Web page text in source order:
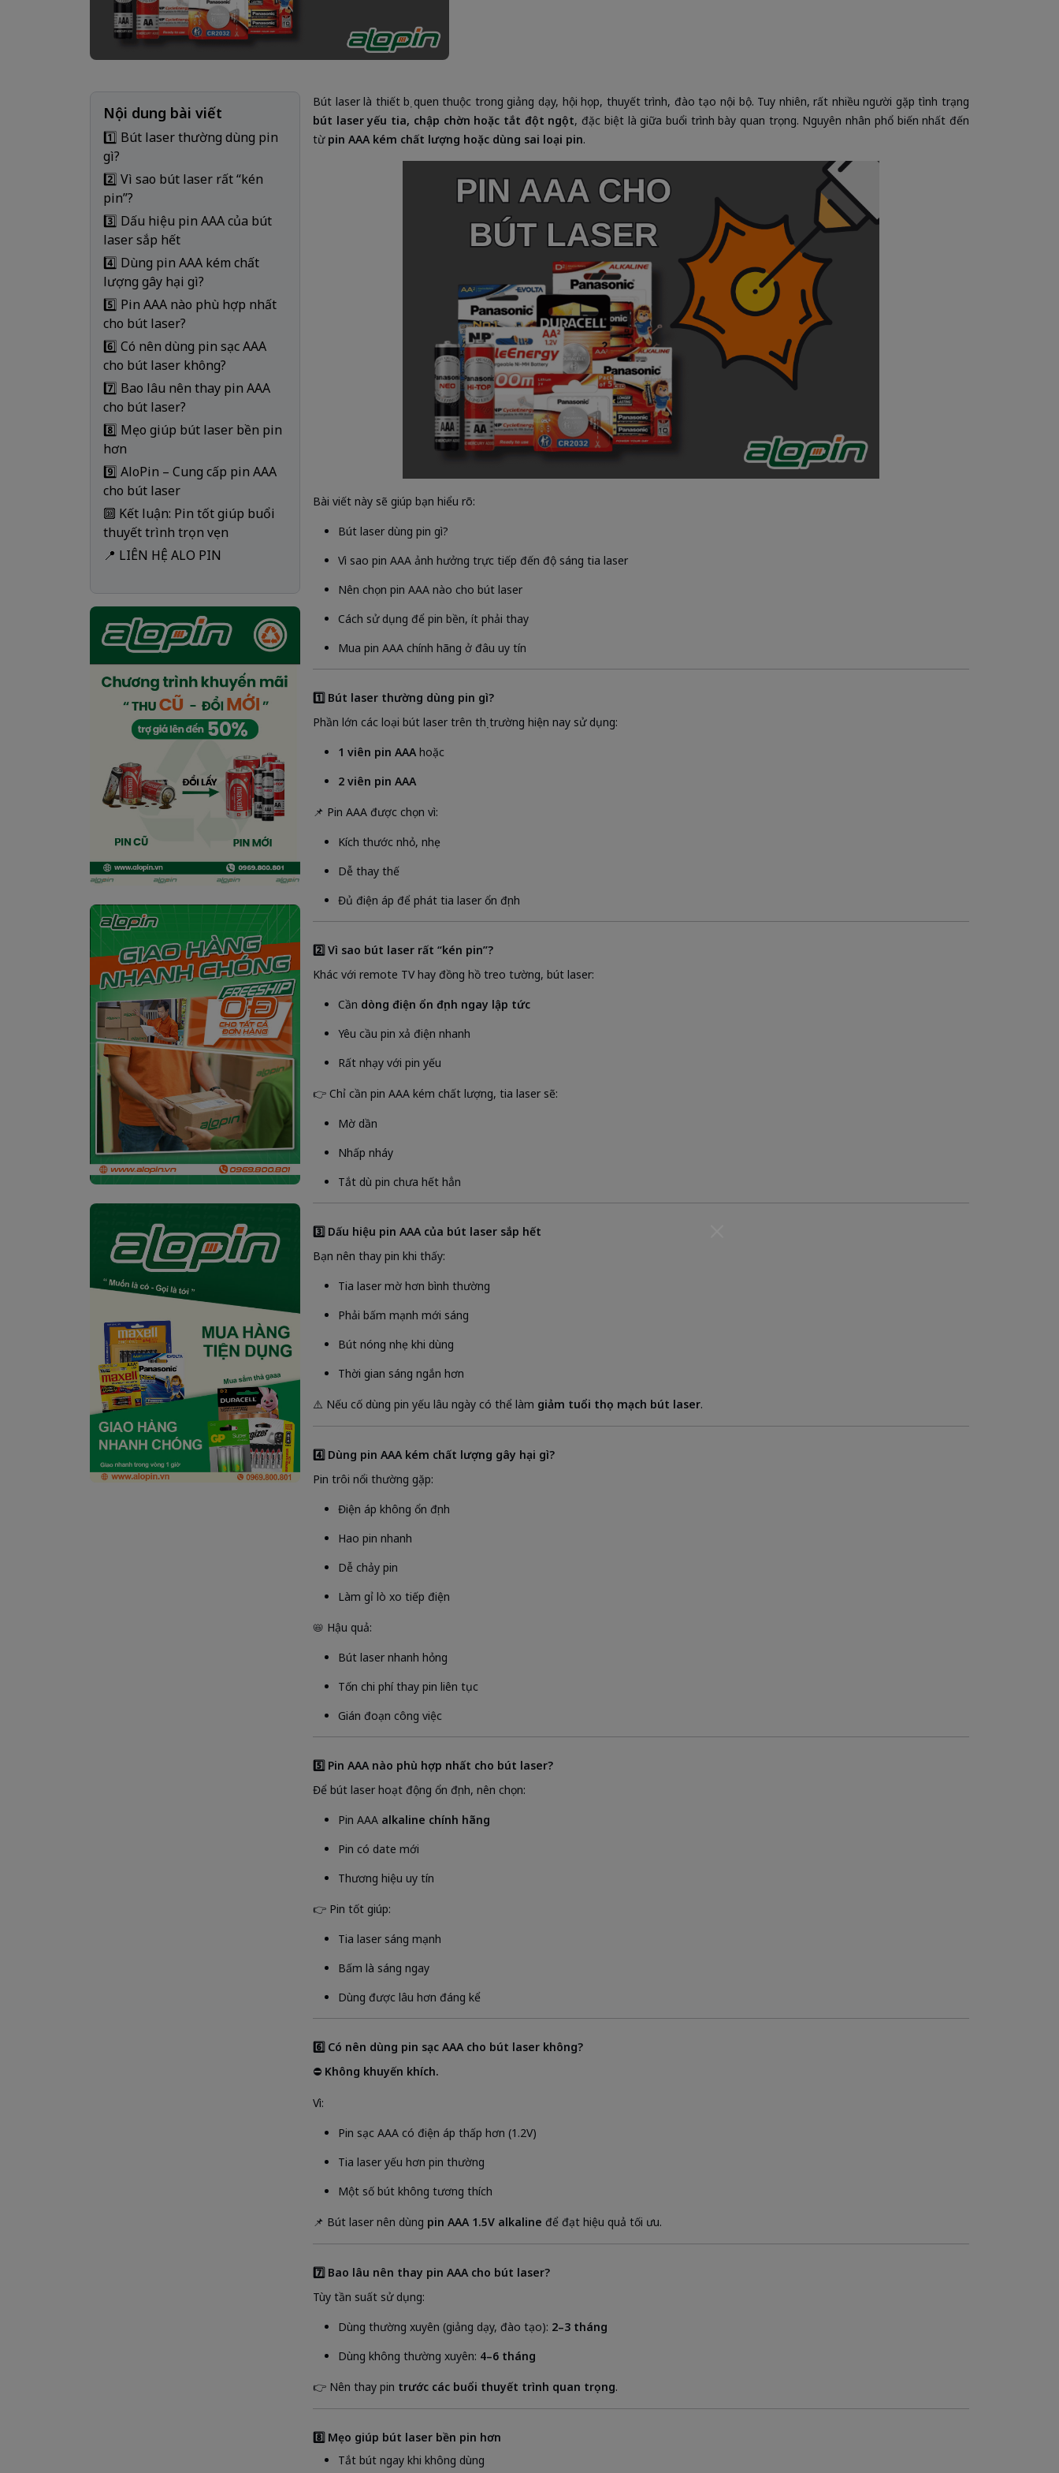
Nội dung bài viết
1️⃣ Bút laser thường dùng pin
gì?
2️⃣ Vì sao bút laser rất “kén
pin”?
3️⃣ Dấu hiệu pin AAA của bút
laser sắp hết
4️⃣ Dùng pin AAA kém chất
lượng gây hại gì?
5️⃣ Pin AAA nào phù hợp nhất
cho bút laser?
6️⃣ Có nên dùng pin sạc AAA
cho bút laser không?
7️⃣ Bao lâu nên thay pin AAA
cho bút laser?
8️⃣ Mẹo giúp bút laser bền pin
hơn
9️⃣ AloPin – Cung cấp pin AAA
cho bút laser
🔟 Kết luận: Pin tốt giúp buổi
thuyết trình trọn vẹn
📍 LIÊN HỆ ALO PIN
Bút laser là thiết bị quen thuộc trong giảng dạy, hội họp, thuyết trình, đào tạo nội bộ. Tuy nhiên, rất nhiều người gặp tình trạng
bút laser yếu tia, chập chờn hoặc tắt đột ngột, đặc biệt là giữa buổi trình bày quan trọng. Nguyên nhân phổ biến nhất đến
từ pin AAA kém chất lượng hoặc dùng sai loại pin.
Bài viết này sẽ giúp bạn hiểu rõ:
Bút laser dùng pin gì?
Vì sao pin AAA ảnh hưởng trực tiếp đến độ sáng tia laser
Nên chọn pin AAA nào cho bút laser
Cách sử dụng để pin bền, ít phải thay
Mua pin AAA chính hãng ở đâu uy tín
1️⃣ Bút laser thường dùng pin gì?
Phần lớn các loại bút laser trên thị trường hiện nay sử dụng:
1 viên pin AAAhoặc
2 viên pin AAA
📌 Pin AAA được chọn vì:
Kích thước nhỏ, nhẹ
Dễ thay thế
Đủ điện áp để phát tia laser ổn định
2️⃣ Vì sao bút laser rất “kén pin”?
Khác với remote TV hay đồng hồ treo tường, bút laser:
Cần dòng điện ổn định ngay lập tức
Yêu cầu pin xả điện nhanh
Rất nhạy với pin yếu
👉 Chỉ cần pin AAA kém chất lượng, tia laser sẽ:
Mờ dần
Nhấp nháy
Tắt dù pin chưa hết hẳn
3️⃣ Dấu hiệu pin AAA của bút laser sắp hết
Bạn nên thay pin khi thấy:
Tia laser mờ hơn bình thường
Phải bấm mạnh mới sáng
Bút nóng nhẹ khi dùng
Thời gian sáng ngắn hơn
⚠️ Nếu cố dùng pin yếu lâu ngày có thể làm giảm tuổi thọ mạch bút laser.
4️⃣ Dùng pin AAA kém chất lượng gây hại gì?
Pin trôi nổi thường gặp:
Điện áp không ổn định
Hao pin nhanh
Dễ chảy pin
Làm gỉ lò xo tiếp điện
📛 Hậu quả:
Bút laser nhanh hỏng
Tốn chi phí thay pin liên tục
Gián đoạn công việc
5️⃣ Pin AAA nào phù hợp nhất cho bút laser?
Để bút laser hoạt động ổn định, nên chọn:
Pin AAA alkaline chính hãng
Pin có date mới
Thương hiệu uy tín
👉 Pin tốt giúp:
Tia laser sáng mạnh
Bấm là sáng ngay
Dùng được lâu hơn đáng kể
6️⃣ Có nên dùng pin sạc AAA cho bút laser không?
⛔ Không khuyến khích.
Vì:
Pin sạc AAA có điện áp thấp hơn (1.2V)
Tia laser yếu hơn pin thường
Một số bút không tương thích
📌 Bút laser nên dùng pin AAA 1.5V alkaline để đạt hiệu quả tối ưu.
7️⃣ Bao lâu nên thay pin AAA cho bút laser?
Tùy tần suất sử dụng:
Dùng thường xuyên (giảng dạy, đào tạo): 2–3 tháng
Dùng không thường xuyên: 4–6 tháng
👉 Nên thay pin trước các buổi thuyết trình quan trọng.
8️⃣ Mẹo giúp bút laser bền pin hơn
Tắt bút ngay khi không dùng